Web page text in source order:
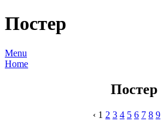
Постер
Menu
Home
Постер
‹ 1 2 3 4 5 6 7 8 9